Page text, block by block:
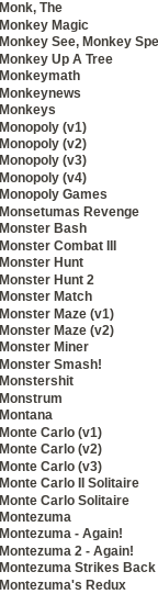
Monk, The
Monkey Magic
Monkey See, Monkey
Monkey Up A Tree
Monkeymath
Monkeynews
Monkeys
Monopoly (v1)
Monopoly (v2)
Monopoly (v3)
Monopoly (v4)
Monopoly Games
Monsetumas Revenge
Monster Bash
Monster Combat III
Monster Hunt
Monster Hunt 2
Monster Match
Monster Maze (v1)
Monster Maze (v2)
Monster Miner
Monster Smash!
Monstershit
Monstrum
Montana
Monte Carlo (v1)
Monte Carlo (v2)
Monte Carlo (v3)
Monte Carlo II Solitaire
Monte Carlo Solitaire
Montezuma
Montezuma - Again!
Montezuma 2 - Again!
Montezuma Strikes Back
Montezuma's Redux